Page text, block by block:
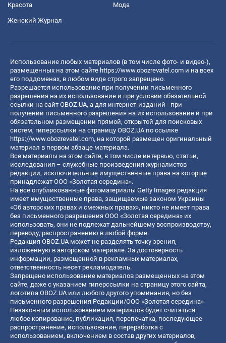
Красота Мода
Женский Журнал
Использование любых материалов (в том числе фото- и видео-),
размещенных на этом сайте https://www.obozrevatel.com и на всех
его поддоменах, в любом виде строго запрещено.
Разрешается использование при получении письменного
разрешения на их использование и при условии обязательной
ссылки на сайт OBOZ.UA, а для интернет-изданий - при
получении письменного разрешения на их использование и при
обязательном размещении прямой, открытой для поисковых
систем, гиперссылки на страницу OBOZ.UA по ссылке
https://www.obozrevatel.com, на которой размещен оригинальный
материал в первом абзаце материала.
Все материалы на этом сайте, в том числе интервью, статьи,
исследования – служебные произведения журналистов
редакции, исключительные имущественные права на которые
принадлежат ООО «Золотая середина».
На все опубликованные фотоматериалы Getty Images редакция
имеет имущественные права, защищаемые законом Украины
«Об авторских правах и смежных правах», никто не имеет права
без письменного разрешения ООО «Золотая середина» их
использовать, они не подлежат дальнейшему воспроизводству,
переводу, распространению в любой форме.
Редакция OBOZ.UA может не разделять точку зрения,
изложенную в авторском материале. За достоверность
информации, размещенной в рекламных материалах,
ответственность несет рекламодатель.
Запрещено использование материалов размещенных на этом
сайте, даже с указанием гиперссылки на страницу этого сайта,
логотипа OBOZ.UA или любого другого упоминания, но без
письменного разрешения Редакции/ООО «Золотая середина»
Незаконным использованием материалов будет считаться:
любое копирование, публикация, перепечатка, последующее
распространение, использование, переработка с
использованием, включением в состав других материалов,